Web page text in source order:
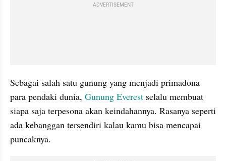
ADVERTISEMENT
Sebagai salah satu gunung yang menjadi primadona
para pendaki dunia, Gunung Everest selalu membuat
siapa saja terpesona akan keindahannya. Rasanya seperti
ada kebanggan tersendiri kalau kamu bisa mencapai
puncaknya.